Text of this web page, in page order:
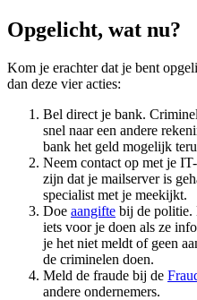
Opgelicht, wat nu?
Kom je erachter dat je bent
dan deze vier acties:
Bel direct je bank.
snel naar een andere
bank het geld mogelijk
Neem contact op met je
zijn dat je mailserver is
specialist met je meekijkt.
Doe aangifte bij de politie.
iets voor je doen als ze
je het niet meldt of geen
de criminelen doen.
Meld de fraude bij de
andere ondernemers.